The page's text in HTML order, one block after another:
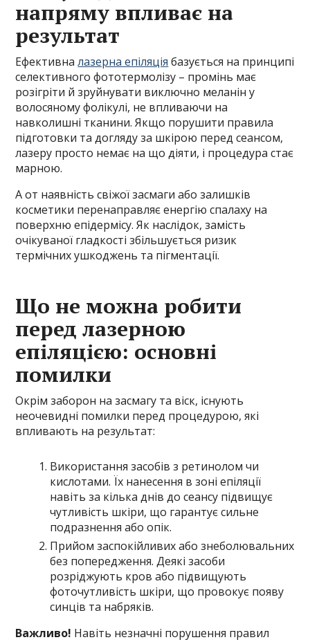
напряму впливає на
результат
Ефективналазерна епіляція базується на принципі
селективного фототермолізу – промінь має
розігріти й зруйнувати виключно меланін у
волосяному фолікулі, не впливаючи на
навколишні тканини. Якщо порушити правила
підготовки та догляду за шкірою перед сеансом,
лазеру просто немає на що діяти, і процедура стає
марною.
А от наявність свіжої засмаги або залишків
косметики перенаправляє енергію спалаху на
поверхню епідермісу. Як наслідок, замість
очікуваної гладкості збільшується ризик
термічних ушкоджень та пігментації.
Що не можна робити
перед лазерною
епіляцією: основні
помилки
Окрім заборон на засмагу та віск, існують
неочевидні помилки перед процедурою, які
впливають на результат:
Використання засобів з ретинолом чи
кислотами. Їх нанесення в зоні епіляції
навіть за кілька днів до сеансу підвищує
чутливість шкіри, що гарантує сильне
подразнення або опік.
Прийом заспокійливих або знеболювальних
без попередження. Деякі засоби
розріджують кров або підвищують
фоточутливість шкіри, що провокує появу
синців та набряків.
Важливо! Навіть незначні порушення правил